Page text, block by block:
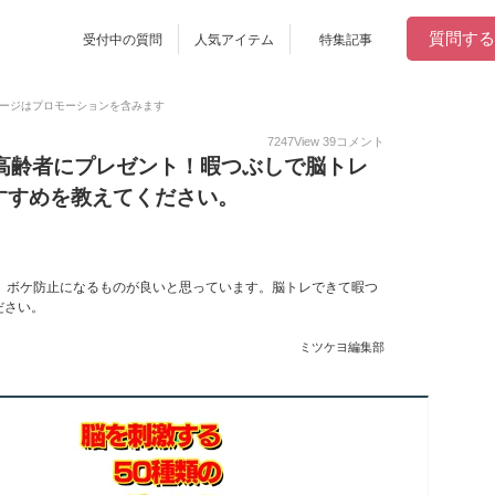
受付中の質問 人気アイテム 特集記事 質問する
ジはプロモーションを含みます
7247View 39コメント
齢者にプレゼント！暇つぶしで脳トレ
めを教えてください。
ケ防止になるものが良いと思っています。脳トレできて暇つ
い。
ミツケヨ編集部